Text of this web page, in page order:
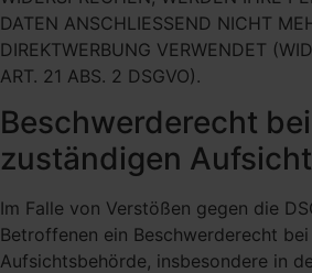
DATEN ANSCHLIESSEND NICHT
DIREKTWERBUNG VERWENDET
ART. 21 ABS. 2 DSGVO).
Beschwerde­recht
zuständigen
Im Falle von Verstößen gegen die
Betroffenen ein Beschwerderecht
Aufsichtsbehörde, insbesondere in